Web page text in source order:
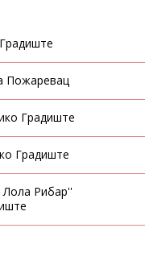
Пожаревац
Градиште
Градиште
Рибар''